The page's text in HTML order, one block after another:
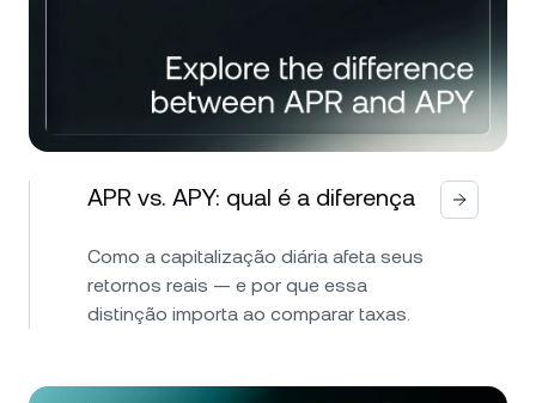
APR vs. APY: qual é a diferença
Como a capitalização diária afeta seus
retornos reais — e por que essa
distinção importa ao comparar taxas.